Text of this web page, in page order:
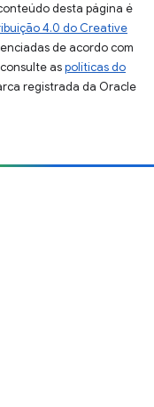
desta página é
4.0 do Creative
de acordo com
aspolíticas do
registrada da Oracle